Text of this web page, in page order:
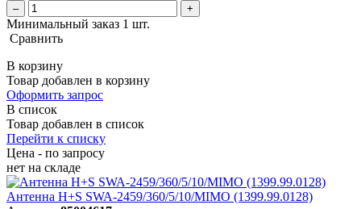
– +
Минимальный заказ 1 шт.
Сравнить
В корзину
Товар добавлен в корзину
Оформить запрос
В список
Товар добавлен в список
Перейти к списку
Цена - по запросу
нет на складе
Антенна H+S SWA-2459/360/5/10/MIMO (1399.99.0128)